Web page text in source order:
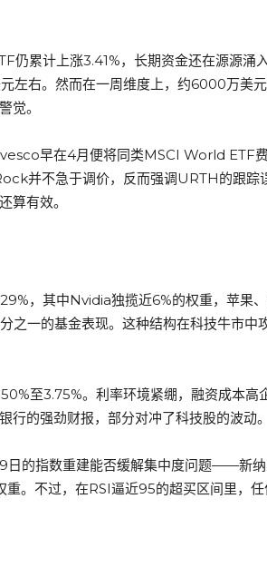
累计上涨3.41%，长期资金还在源源涌入
左右。然而在一周维度上，约6000万美
觉。
早在4月便将同类MSCI World ETF
并不急于调价，反而强调URTH的跟踪
算有效。
，其中Nvidia独揽近6%的权重，苹果
之一的基金表现。这种结构在科技牛市中
至3.75%。利率环境紧绷，融资成本高
的强劲财报，部分对冲了科技股的波动。
日的指数重建能否缓解集中度问题——新
。不过，在RSI逼近95的超买区间里，